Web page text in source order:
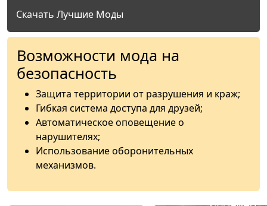
Скачать Лучшие Моды
Возможности мода на
безопасность
Защита территории от разрушения и краж;
Гибкая система доступа для друзей;
Автоматическое оповещение о
нарушителях;
Использование оборонительных
механизмов.